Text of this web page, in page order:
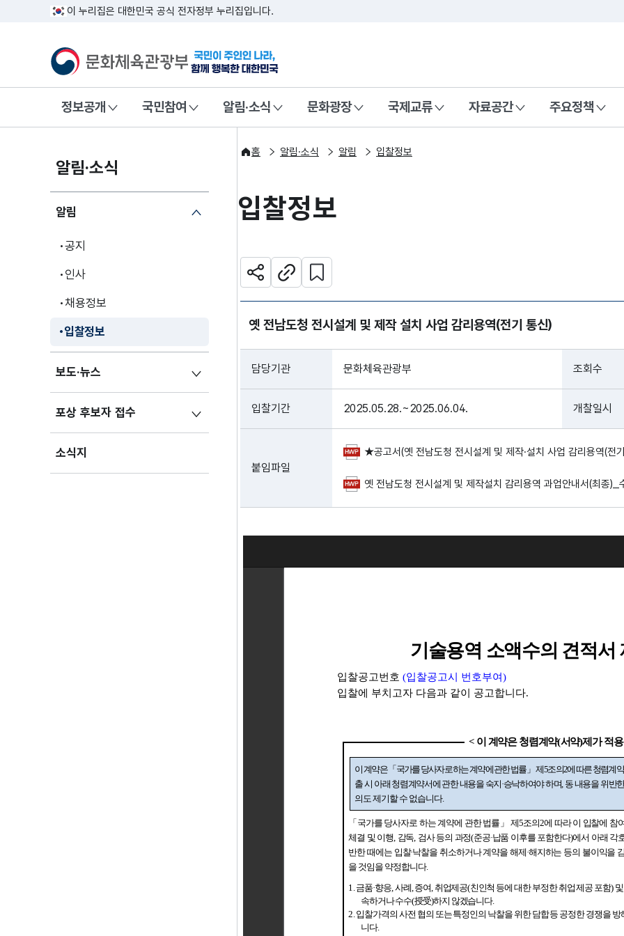
이 누리집은 대한민국 공식 전자정부 누리집입니다.
문화체육관광부국민이 주인인 나라, 함께 행복한 대한민국
정보공개 국민참여 알림·소식 문화광장 국제교류 자료공간 주요정책
알림·소식
알림
공지
인사
채용정보
입찰정보
보도·뉴스
포상 후보자 접수
소식지
홈 알림·소식 알림 입찰정보
입찰정보
공유하기주소복사
관심 콘텐츠 설정하기
옛 전남도청 전시설계 및 제작 설치 사업 감리용역(전기 통신)
담당기관 문화체육관광부 조회수
입찰기간 2025.05.28.~2025.06.04. 개찰일시
붙임파일
★공고서(옛 전남도청 전시설계 및 제작·설치 사업 감리용역(
옛 전남도청 전시설계 및 제작설치 감리용역 과업안내서(최종